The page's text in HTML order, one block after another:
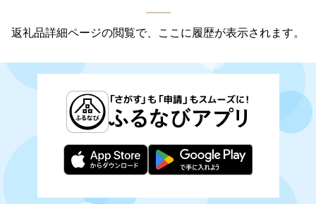
返礼品詳細ページの閲覧で、ここに履歴が表示されます。